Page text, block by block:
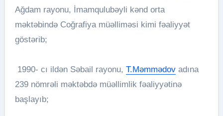
Ağdam rayonu, İmamqulubəyli kənd orta
məktəbində Coğrafiya müəlliməsi kimi fəaliyyət
göstərib;
1990- cı ildən Səbail rayonu, T.Məmmədovadına
239 nömrəli məktəbdə müəllimlik fəaliyyətinə
başlayıb;